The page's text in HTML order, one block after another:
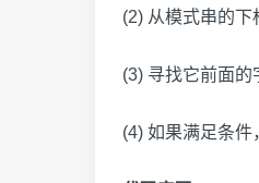
(2) 从模式串的下
(3) 寻找它前面
(4) 如果满足条件